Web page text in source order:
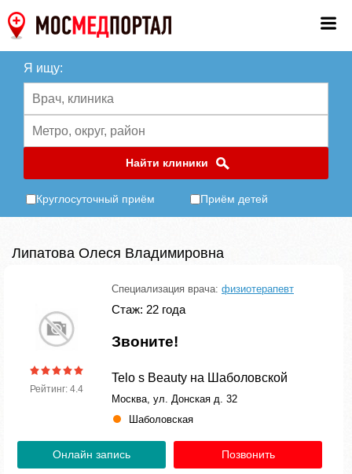
Я ищу:
Найти клиники
Круглосуточный приём Приём детей
Липатова Олеся Владимировна
Рейтинг: 4.4
Специализация врача: физиотерапевт
Стаж: 22 года
Звоните!
Telo s Beauty на Шаболовской
Москва, ул. Донская д. 32
Шаболовская
Онлайн запись Позвонить